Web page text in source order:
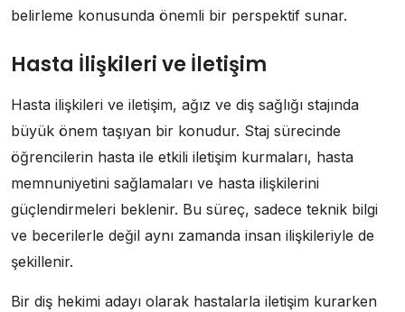
belirleme konusunda önemli bir perspektif sunar.
Hasta İlişkileri ve İletişim
Hasta ilişkileri ve iletişim, ağız ve diş sağlığı stajında
büyük önem taşıyan bir konudur. Staj sürecinde
öğrencilerin hasta ile etkili iletişim kurmaları, hasta
memnuniyetini sağlamaları ve hasta ilişkilerini
güçlendirmeleri beklenir. Bu süreç, sadece teknik bilgi
ve becerilerle değil aynı zamanda insan ilişkileriyle de
şekillenir.
Bir diş hekimi adayı olarak hastalarla iletişim kurarken